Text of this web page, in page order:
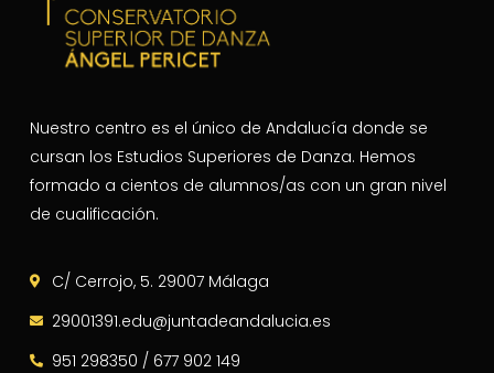
Nuestro centro es el único de Andalucía donde se
cursan los Estudios Superiores de Danza. Hemos
formado a cientos de alumnos/as con un gran nivel
de cualificación.
C/ Cerrojo, 5. 29007 Málaga
29001391.edu@juntadeandalucia.es
951 298350 / 677 902 149